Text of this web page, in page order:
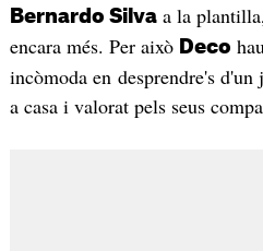
Bernardo Silvaa la
encara més. Per això Deco
incòmoda en desprendre's
a casa i valorat pels seus